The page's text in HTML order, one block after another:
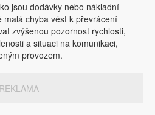
jsou dodávky nebo nákladní
malá chyba vést k převrácení
zvýšenou pozornost rychlosti,
a situaci na komunikaci,
provozem.
REKLAMA